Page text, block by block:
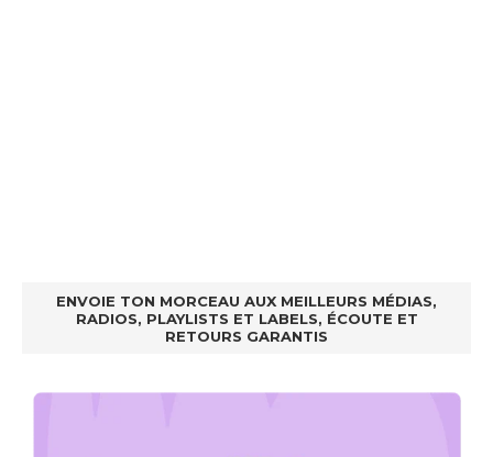
ENVOIE TON MORCEAU AUX MEILLEURS MÉDIAS,
RADIOS, PLAYLISTS ET LABELS, ÉCOUTE ET
RETOURS GARANTIS